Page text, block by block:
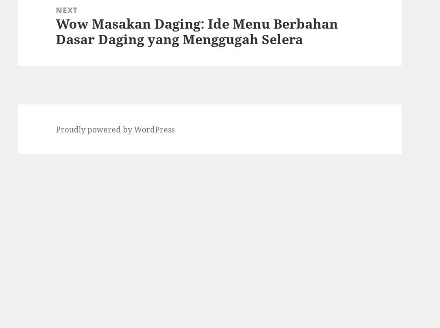
NEXT
Next
post:
Wow Masakan Daging: Ide Menu Berbahan
Dasar Daging yang Menggugah Selera
Proudly powered by WordPress